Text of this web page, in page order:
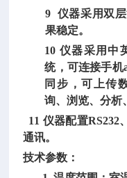
9 仪器采用双
果稳定。
10 仪器采用中
统，可连接手机
同步，可上传
询、浏览、分析
11 仪器配置RS232
通讯。
技术参数：